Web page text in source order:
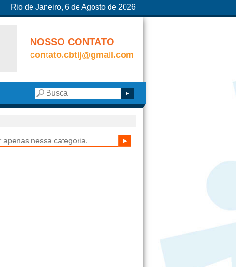
Rio de Janeiro, 6 de Agosto de 2026
NOSSO CONTATO
contato.cbtij@gmail.com